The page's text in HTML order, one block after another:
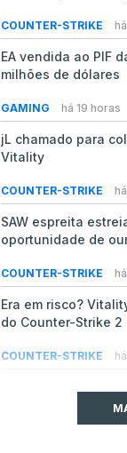
COUNTER-STRIKE
EA vendida ao PIF
milhões de dólares
GAMING há 19 horas
jL chamado para
Vitality
COUNTER-STRIKE
SAW espreita
oportunidade de
COUNTER-STRIKE
Era em risco?
do Counter-Strike 2
COUNTER-STRIKE
comunitários de